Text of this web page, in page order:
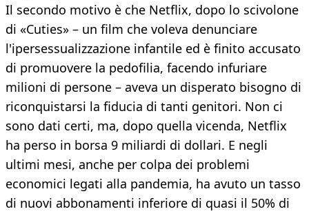
Il secondo motivo è che Netflix, dopo lo scivolone
di «Cuties» – un film che voleva denunciare
l'ipersessualizzazione infantile ed è finito accusato
di promuovere la pedofilia, facendo infuriare
milioni di persone – aveva un disperato bisogno di
riconquistarsi la fiducia di tanti genitori. Non ci
sono dati certi, ma, dopo quella vicenda, Netflix
ha perso in borsa 9 miliardi di dollari. E negli
ultimi mesi, anche per colpa dei problemi
economici legati alla pandemia, ha avuto un tasso
di nuovi abbonamenti inferiore di quasi il 50% di